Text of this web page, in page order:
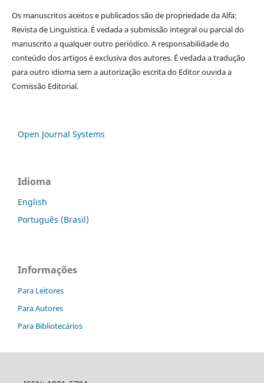
Os manuscritos aceitos e publicados são de propriedade da Alfa:
Revista de Linguística. É vedada a submissão integral ou parcial do
manuscrito a qualquer outro periódico. A responsabilidade do
conteúdo dos artigos é exclusiva dos autores. É vedada a tradução
para outro idioma sem a autorização escrita do Editor ouvida a
Comissão Editorial.
Open Journal Systems
Idioma
English
Português (Brasil)
Informações
Para Leitores
Para Autores
Para Bibliotecários